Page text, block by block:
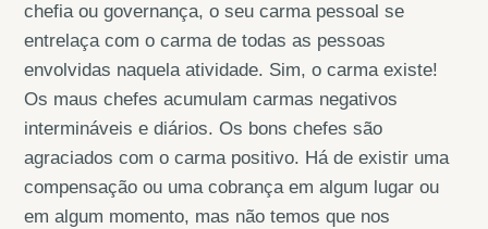
chefia ou governança, o seu carma pessoal se
entrelaça com o carma de todas as pessoas
envolvidas naquela atividade. Sim, o carma existe!
Os maus chefes acumulam carmas negativos
intermináveis e diários. Os bons chefes são
agraciados com o carma positivo. Há de existir uma
compensação ou uma cobrança em algum lugar ou
em algum momento, mas não temos que nos